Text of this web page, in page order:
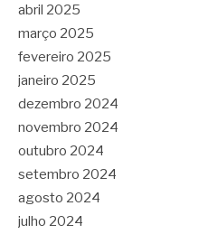
abril 2025
março 2025
fevereiro 2025
janeiro 2025
dezembro 2024
novembro 2024
outubro 2024
setembro 2024
agosto 2024
julho 2024